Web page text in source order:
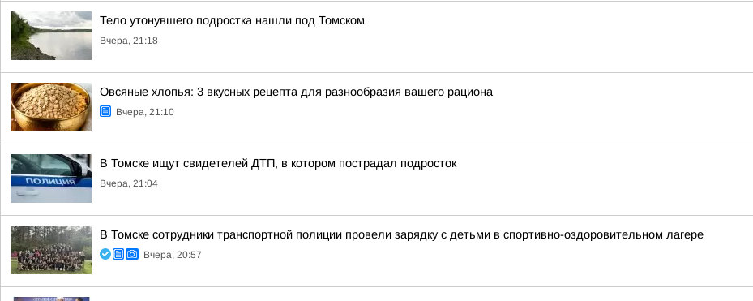
Тело утонувшего подростка нашли под Томском
Вчера, 21:18
Овсяные хлопья: 3 вкусных рецепта для разнообразия вашего рациона
Вчера, 21:10
В Томске ищут свидетелей ДТП, в котором пострадал подросток
Вчера, 21:04
В Томске сотрудники транспортной полиции провели зарядку с детьми в спортивно-оздоровительном лагере
Вчера, 20:57